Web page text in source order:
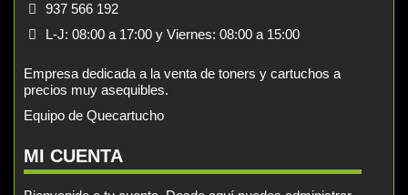
937 566 192
L-J: 08:00 a 17:00 y Viernes: 08:00 a 15:00
Empresa dedicada a la venta de toners y cartuchos a
precios muy asequibles.
Equipo de Quecartucho
MI CUENTA